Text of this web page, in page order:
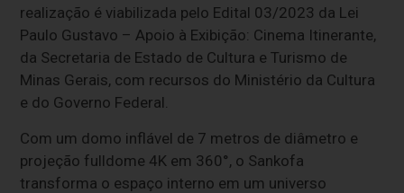
realização é viabilizada pelo Edital 03/2023 da Lei
Paulo Gustavo – Apoio à Exibição: Cinema Itinerante,
da Secretaria de Estado de Cultura e Turismo de
Minas Gerais, com recursos do Ministério da Cultura
e do Governo Federal.
Com um domo inflável de 7 metros de diâmetro e
projeção fulldome 4K em 360°, o Sankofa
transforma o espaço interno em um universo